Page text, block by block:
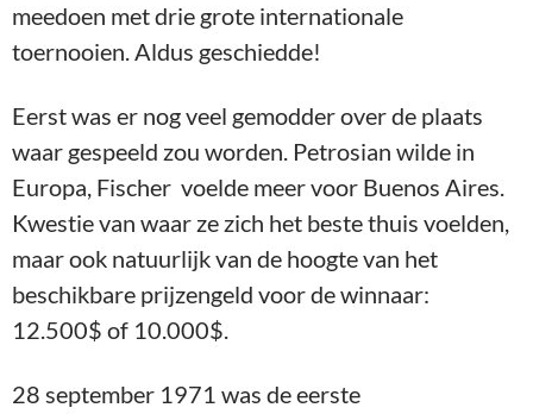
meedoen met drie grote internationale
toernooien. Aldus geschiedde!
Eerst was er nog veel gemodder over de plaats
waar gespeeld zou worden. Petrosian wilde in
Europa, Fischer voelde meer voor Buenos Aires.
Kwestie van waar ze zich het beste thuis voelden,
maar ook natuurlijk van de hoogte van het
beschikbare prijzengeld voor de winnaar:
12.500$ of 10.000$.
28 september 1971 was de eerste